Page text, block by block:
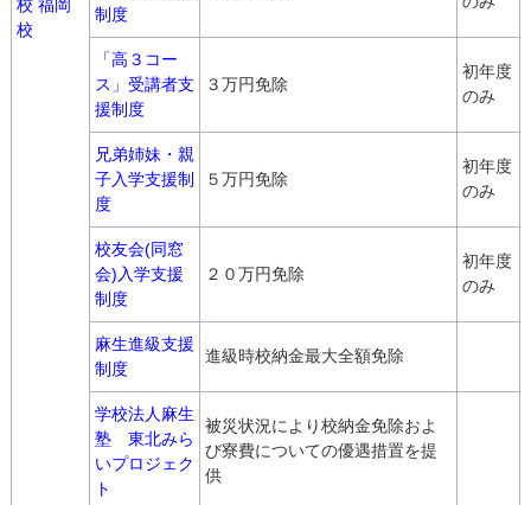
校 福岡
校
制度
「高３コー
ス」受講者支
援制度
３万円免除
初年度
のみ
兄弟姉妹・親
子入学支援制
度
５万円免除
初年度
のみ
校友会(同窓
会)入学支援
制度
２０万円免除
初年度
のみ
麻生進級支援
制度
進級時校納金最大全額免除
学校法人麻生
塾 東北みら
いプロジェク
ト
被災状況により校納金免除およ
び寮費についての優遇措置を提
供